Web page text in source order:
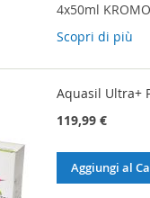
4x50ml
Scopri di più
Aquasil Ultra+
119,99 €
Aggiungi al